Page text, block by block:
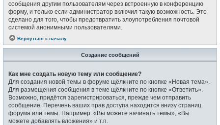
сообщения другим пользователям через встроенную в конференцию
форму, и только если администратор включил такую возможность. Это
сделано для того, чтобы предотвратить злоупотребления почтовой
системой анонимными пользователями.
Вернуться к началу
Создание сообщений
Как мне создать новую тему или сообщение?
Для создания новой темы в форуме щёлкните по кнопке «Новая тема».
Для размещения сообщения в теме щёлкните по кнопке «Ответить».
Возможно, придётся зарегистрироваться, прежде чем отправить
сообщение. Перечень ваших прав доступа находится внизу страниц
форума или темы. Например: «Вы можете начинать темы», «Вы
можете добавлять вложения» и т.п.